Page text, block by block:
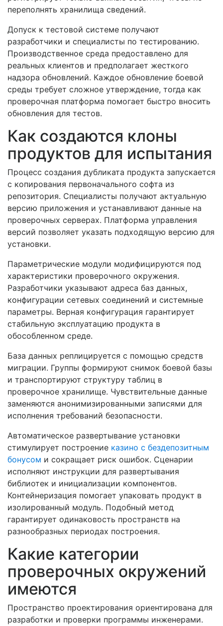
переполнять хранилища сведений.
Допуск к тестовой системе получают
разработчики и специалисты по тестированию.
Производственное среда предоставлено для
реальных клиентов и предполагает жесткого
надзора обновлений. Каждое обновление боевой
среды требует сложное утверждение, тогда как
проверочная платформа помогает быстро вносить
обновления для тестов.
Как создаются клоны
продуктов для испытания
Процесс создания дубликата продукта запускается
с копирования первоначального софта из
репозитория. Специалисты получают актуальную
версию приложения и устанавливают данные на
проверочных серверах. Платформа управления
версий позволяет указать подходящую версию для
установки.
Параметрические модули модифицируются под
характеристики проверочного окружения.
Разработчики указывают адреса баз данных,
конфигурации сетевых соединений и системные
параметры. Верная конфигурация гарантирует
стабильную эксплуатацию продукта в
обособленном среде.
База данных реплицируется с помощью средств
миграции. Группы формируют снимок боевой базы
и транспортируют структуру таблиц в
проверочное хранилище. Чувствительные данные
заменяются анонимизированными записями для
исполнения требований безопасности.
Автоматическое развертывание установки
стимулирует построение казино с бездепозитным
бонусом и сокращает риск ошибок. Сценарии
исполняют инструкции для развертывания
библиотек и инициализации компонентов.
Контейнеризация помогает упаковать продукт в
изолированный модуль. Подобный метод
гарантирует одинаковость пространств на
разнообразных периодах построения.
Какие категории
проверочных окружений
имеются
Пространство проектирования ориентирована для
разработки и проверки программы инженерами.